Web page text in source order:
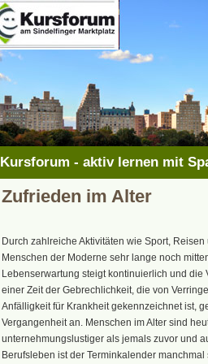
Kursforum - aktiv lernen mit
Zufrieden im Alter
Durch zahlreiche Aktivitäten wie Sport,
Menschen der Moderne sehr lange noch
Lebenserwartung steigt kontinuierlich und die
einer Zeit der Gebrechlichkeit, die von
Anfälligkeit für Krankheit gekennzeichnet ist,
Vergangenheit an. Menschen im Alter sind
unternehmungslustiger als jemals zuvor und
Berufsleben ist der Terminkalender manchmal